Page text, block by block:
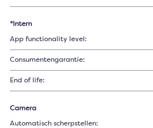
*Intern
App functionality level:
Consumentengarantie:
End of life:
Camera
Automatisch scherpstellen: